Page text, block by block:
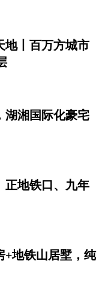
地丨百万方城市
湖湘国际化豪宅
正地铁口、九年
+地铁山居墅，纯